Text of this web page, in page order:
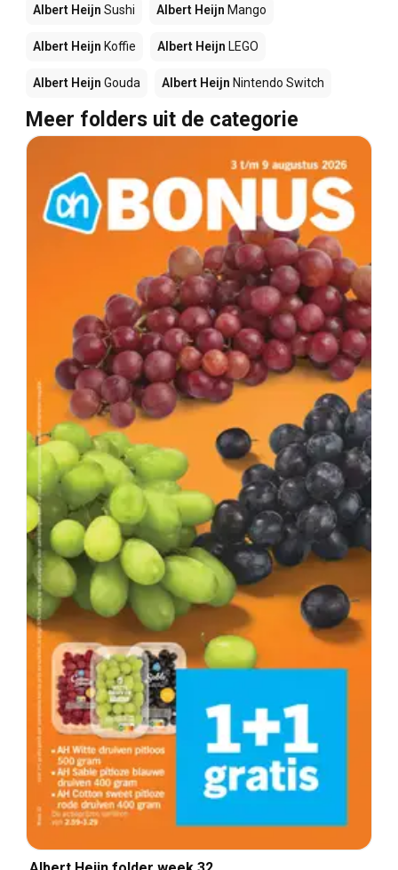
Albert Heijn Sushi Albert Heijn Mango
Albert Heijn Koffie Albert Heijn LEGO
Albert Heijn Gouda Albert Heijn Nintendo Switch
Meer folders uit de categorie